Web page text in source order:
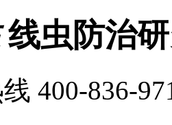
线虫防治
400-836-